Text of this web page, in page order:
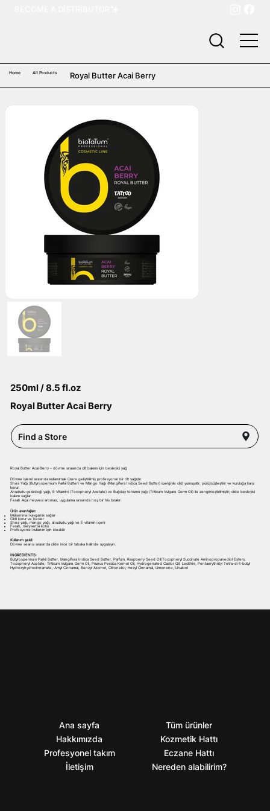
250ml / 8.5 fl.oz
Royal Butter Acai Berry
Find a Store
Royal Butter Acai Berry – dövme sırasında cilt bakımı için besleyici yağ
Dövme işlemi sırasında kullanılmak üzere geliştirilmiş profesyonel bir cilt yağıdır.
Shea Yağı (Butyrospermum Parkii Butter) ve Mango Yağı (Mangifera Indica Seed Butter) içeriğiyle cildi yumuşatır, pürüzsüzleştirir ve kuruluğa karşı
korur.
Ahududu çekirdeği yağı, E Vitamini (Tocopheryl Acetate) ve Buğday tohumu yağı (Triticum Vulgare Germ Oil) ile zenginleştirilmiştir; cilde besleyici
bakım sağlar.
Ferah Açai meyvesi aroması, uygulama sırasında hoş bir his bırakır.
Ürün avantajları:
Mükemmel kayganlık sağlar
Cildi korur ve besler
Shea yağı, mango yağı, ahududu yağı ve E vitamini içerir
Ferah, meyvemsi koku
Profesyonel kullanım için idealdir
Kullanım şekli:
Dövme seansı sırasında cilde ince bir tabaka halinde uygulayın.
INGREDIENTS:
Butyrospermum Parkii Butter, Mangifera Indica Seed Butter, Parfum, Raspberry Seed Oil/Tocopheryl Succinate Aminopropanediol Esters,
Tocopheryl Acetate, Triticum Vulgare Germ Oil, Prunus Persica Kernel Oil, Hydrogenated Castor Oil, Lecithin, Pentaerythrityl Tetra-di-t-butyl
Hydroxyhydrocinnamate, Amyl Cinnamal, Benzyl Alcohol, Citronellol, Hexyl Cinnamal, Limonene, Linalool
Home All Products Royal Butter Acai Berry
Ana sayfa
Hakkımızda
Profesyonel takım
İletişim
Tüm ürünler
Kozmetik Hattı
Eczane Hattı
Nereden alabilirim?